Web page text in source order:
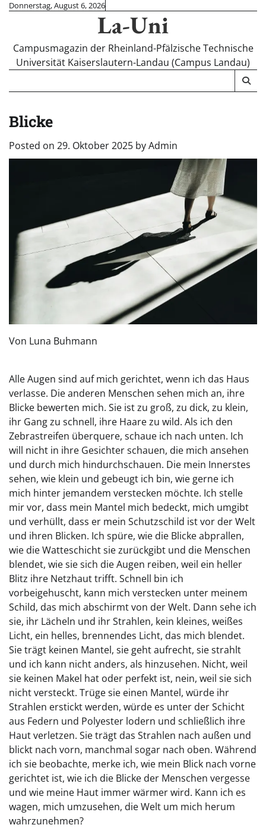
SkipDonnerstag, August 6, 2026
La-Uni
Campusmagazin der Rheinland-Pfälzische Technische
Universität Kaiserslautern-Landau (Campus Landau)
Blicke
Posted on 29. Oktober 2025 byAdmin
Von Luna Buhmann
Alle Augen sind auf mich gerichtet, wenn ich das Haus
verlasse. Die anderen Menschen sehen mich an, ihre
Blicke bewerten mich. Sie ist zu groß, zu dick, zu klein,
ihr Gang zu schnell, ihre Haare zu wild. Als ich den
Zebrastreifen überquere, schaue ich nach unten. Ich
will nicht in ihre Gesichter schauen, die mich ansehen
und durch mich hindurchschauen. Die mein Innerstes
sehen, wie klein und gebeugt ich bin, wie gerne ich
mich hinter jemandem verstecken möchte. Ich stelle
mir vor, dass mein Mantel mich bedeckt, mich umgibt
und verhüllt, dass er mein Schutzschild ist vor der Welt
und ihren Blicken. Ich spüre, wie die Blicke abprallen,
wie die Watteschicht sie zurückgibt und die Menschen
blendet, wie sie sich die Augen reiben, weil ein heller
Blitz ihre Netzhaut trifft. Schnell bin ich
vorbeigehuscht, kann mich verstecken unter meinem
Schild, das mich abschirmt von der Welt. Dann sehe ich
sie, ihr Lächeln und ihr Strahlen, kein kleines, weißes
Licht, ein helles, brennendes Licht, das mich blendet.
Sie trägt keinen Mantel, sie geht aufrecht, sie strahlt
und ich kann nicht anders, als hinzusehen. Nicht, weil
sie keinen Makel hat oder perfekt ist, nein, weil sie sich
nicht versteckt. Trüge sie einen Mantel, würde ihr
Strahlen erstickt werden, würde es unter der Schicht
aus Federn und Polyester lodern und schließlich ihre
Haut verletzen. Sie trägt das Strahlen nach außen und
blickt nach vorn, manchmal sogar nach oben. Während
ich sie beobachte, merke ich, wie mein Blick nach vorne
gerichtet ist, wie ich die Blicke der Menschen vergesse
und wie meine Haut immer wärmer wird. Kann ich es
wagen, mich umzusehen, die Welt um mich herum
wahrzunehmen?